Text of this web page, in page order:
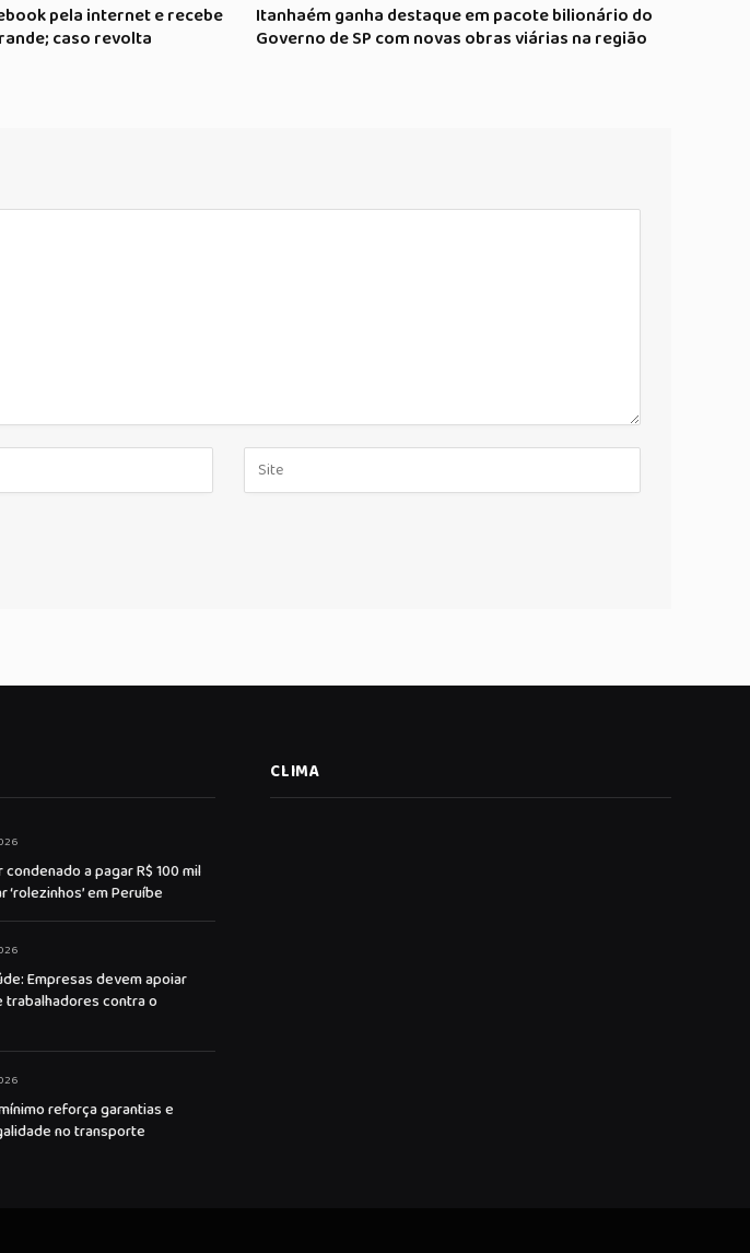
pela internet e recebe
caso revolta
Itanhaém ganha destaque em pacote bilionário do
Governo de SP com novas obras viárias na região
a pagar R$ 100 mil
em Peruíbe
Empresas devem apoiar
trabalhadores contra o
reforça garantias e
no transporte
CLIMA